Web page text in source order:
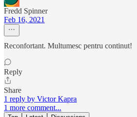
Fredd Spinner
Feb 16, 2021
Reconfortant. Multumesc pentru continut!
Reply
Share
1 reply by Victor Kapra
1 more comment...